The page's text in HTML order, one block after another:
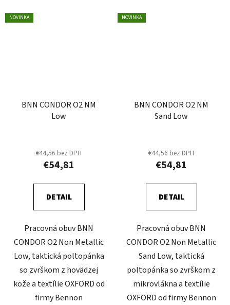
NOVINKA
BNN CONDOR O2 NM
Low
€44,56 bez DPH
€54,81
DETAIL
Pracovná obuv BNN
CONDOR O2 Non Metallic
Low, taktická poltopánka
so zvrškom z hovädzej
kože a textílie OXFORD od
firmy Bennon
NOVINKA
BNN CONDOR O2 NM
Sand Low
€44,56 bez DPH
€54,81
DETAIL
Pracovná obuv BNN
CONDOR O2 Non Metallic
Sand Low, taktická
poltopánka so zvrškom z
mikrovlákna a textílie
OXFORD od firmy Bennon